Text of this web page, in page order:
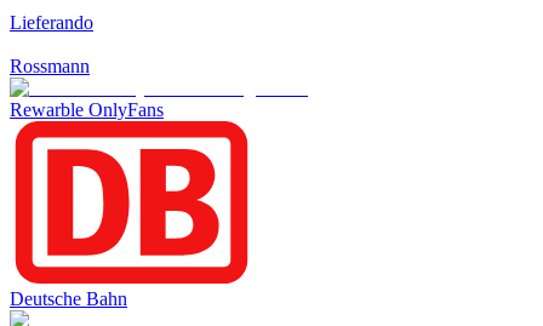
Lieferando
Rossmann
Rewarble OnlyFans
Deutsche Bahn